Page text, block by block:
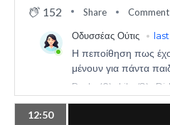
152 Share Comment
12:50